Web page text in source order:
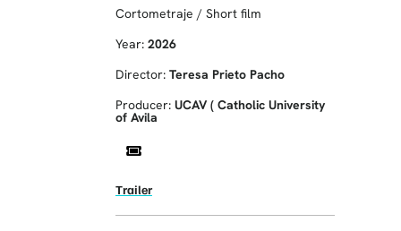
Cortometraje / Short film
Year: 2026
Director: Teresa Prieto Pacho
Producer: UCAV ( Catholic University
of Avila
Trailer